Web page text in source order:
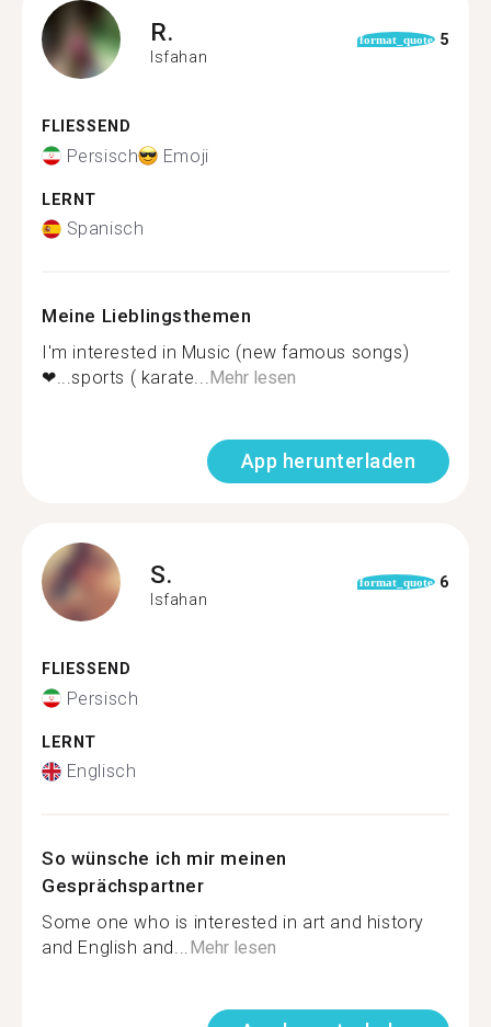
R.
Isfahan
format_quote 5
FLIESSEND
Persisch Emoji
LERNT
Spanisch
Meine Lieblingsthemen
I'm interested in Music (new famous songs)
❤...sports ( karate...Mehr lesen
App herunterladen
S.
Isfahan
format_quote 6
FLIESSEND
Persisch
LERNT
Englisch
So wünsche ich mir meinen
Gesprächspartner
Some one who is interested in art and history
and English and...Mehr lesen